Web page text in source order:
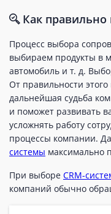
Как правильно
Процесс выбора
выбираем продукты в
автомобиль и т. д.
От правильности
дальнейшая судьба
и поможет развивать
усложнять работу
процессы компании.
системы максимально
При выборе CRM-
компаний обычно